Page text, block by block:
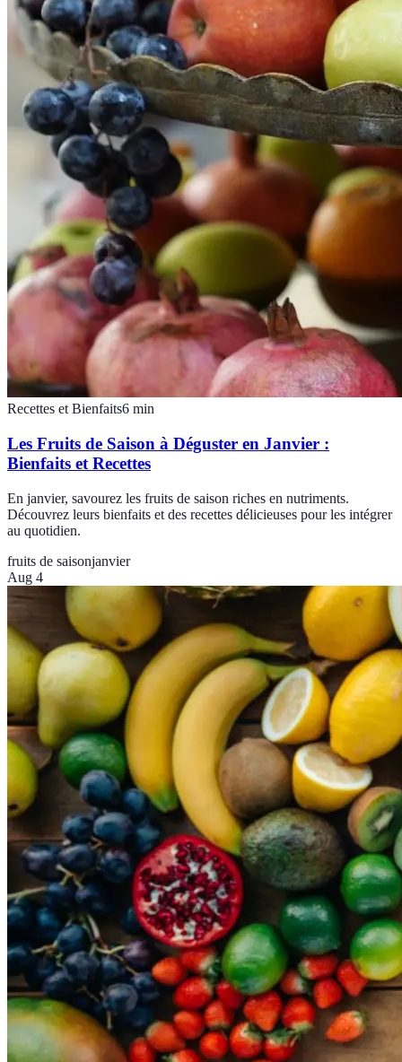
Recettes et Bienfaits6 min
Les Fruits de Saison à Déguster en Janvier :
Bienfaits et Recettes
En janvier, savourez les fruits de saison riches en nutriments.
Découvrez leurs bienfaits et des recettes délicieuses pour les intégrer
au quotidien.
fruits de saisonjanvier
Aug 4